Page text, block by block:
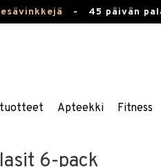
- 45 päivän
Apteekki Fitness
6-pack